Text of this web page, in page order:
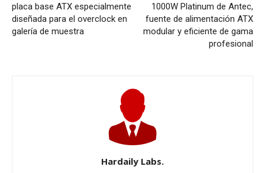
placa base ATX especialmente
diseñada para el overclock en
galería de muestra
1000W Platinum de Antec,
fuente de alimentación ATX
modular y eficiente de gama
profesional
Hardaily Labs.